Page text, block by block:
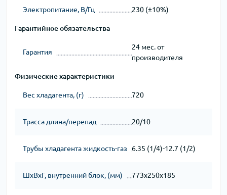
Электропитание, В/Гц 230 (±10%)
Гарантийное обязательства
Гарантия
24 мес. от
производителя
Физические характеристики
Вес хладагента, (г) 720
Трасса длина/перепад 20/10
Трубы хладагента жидкость-газ 6.35 (1/4)-12.7 (1/2)
ШхВхГ, внутренний блок, (мм) 773х250х185